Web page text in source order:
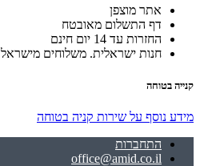
אתר מוצפן
דף התשלום מאובטח
החזרות עד 14 יום חינם
חנות ישראלית. משלוחים מישראל
קנייה בטוחה
מידע נוסף על שירות קניה בטוחה
התחברות
office@amid.co.il